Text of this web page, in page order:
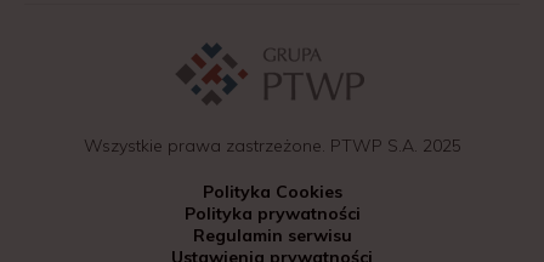
Wszystkie prawa zastrzeżone. PTWP S.A. 2025
Polityka Cookies
Polityka prywatności
Regulamin serwisu
Ustawienia prywatności